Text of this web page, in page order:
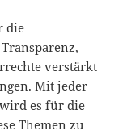
die
verstärkt
Mit jeder
es für die
Themen zu